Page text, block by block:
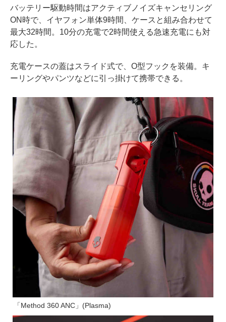
バッテリー駆動時間はアクティブノイズキャンセリング
ON時で、イヤフォン単体9時間、ケースと組み合わせて
最大32時間。10分の充電で2時間使える急速充電にも対
応した。
充電ケースの蓋はスライド式で、O型フックを装備。キ
ーリングやパンツなどに引っ掛けて携帯できる。
「Method 360 ANC」(Plasma)